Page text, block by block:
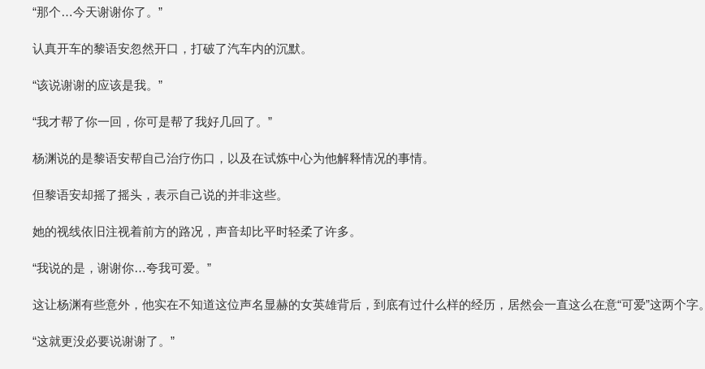
“那个…今天谢谢你了。”
认真开车的黎语安忽然开口，打破了汽车内的沉默。
“该说谢谢的应该是我。”
“我才帮了你一回，你可是帮了我好几回了。”
杨渊说的是黎语安帮自己治疗伤口，以及在试炼中心为他解释情况的事情。
但黎语安却摇了摇头，表示自己说的并非这些。
她的视线依旧注视着前方的路况，声音却比平时轻柔了许多。
“我说的是，谢谢你…夸我可爱。”
这让杨渊有些意外，他实在不知道这位声名显赫的女英雄背后，到底有过什么样的经历，居然会一直这么在意“可爱”这两个字。
“这就更没必要说谢谢了。”